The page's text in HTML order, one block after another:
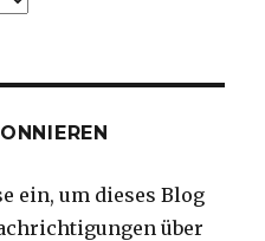
ein, um dieses Blog
über